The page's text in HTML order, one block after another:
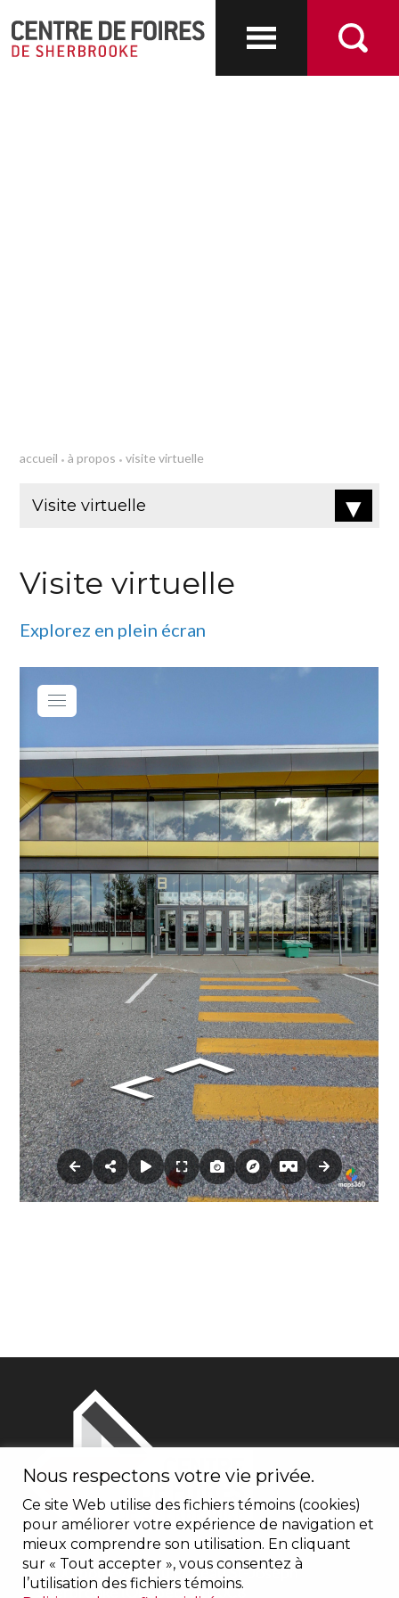
accueil • à propos • visite virtuelle
Visite virtuelle
Explorez en plein écran
1600, boulevard du Plateau St-Joseph
Sherbrooke (Québec) J1L 0C8
Nous respectons votre vie privée.
Ce site Web utilise des fichiers témoins (cookies)
pour améliorer votre expérience de navigation et
mieux comprendre son utilisation. En cliquant
sur « Tout accepter », vous consentez à
l’utilisation des fichiers témoins.